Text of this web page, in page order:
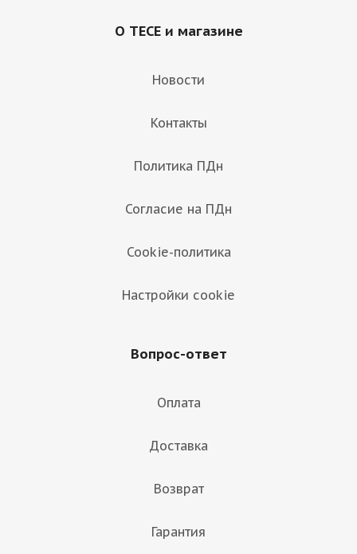
О TECE и магазине
Новости
Контакты
Политика ПДн
Согласие на ПДн
Cookie-политика
Настройки cookie
Вопрос-ответ
Оплата
Доставка
Возврат
Гарантия